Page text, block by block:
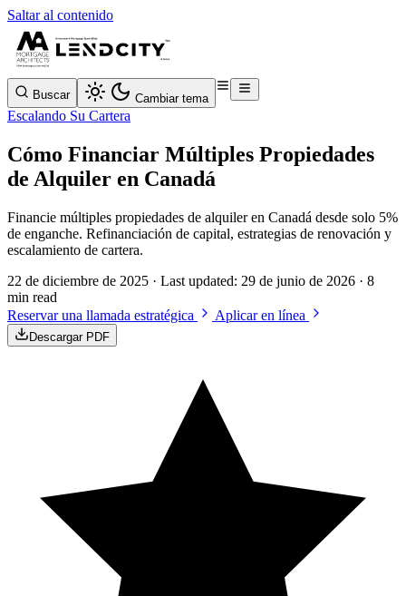
Saltar al contenido
Buscar Cambiar tema
Escalando Su Cartera
Cómo Financiar Múltiples Propiedades
de Alquiler en Canadá
Financie múltiples propiedades de alquiler en Canadá desde solo 5%
de enganche. Refinanciación de capital, estrategias de renovación y
escalamiento de cartera.
22 de diciembre de 2025 · Last updated: 29 de junio de 2026 · 8
min read
Reservar una llamada estratégica
Aplicar en línea
Descargar PDF